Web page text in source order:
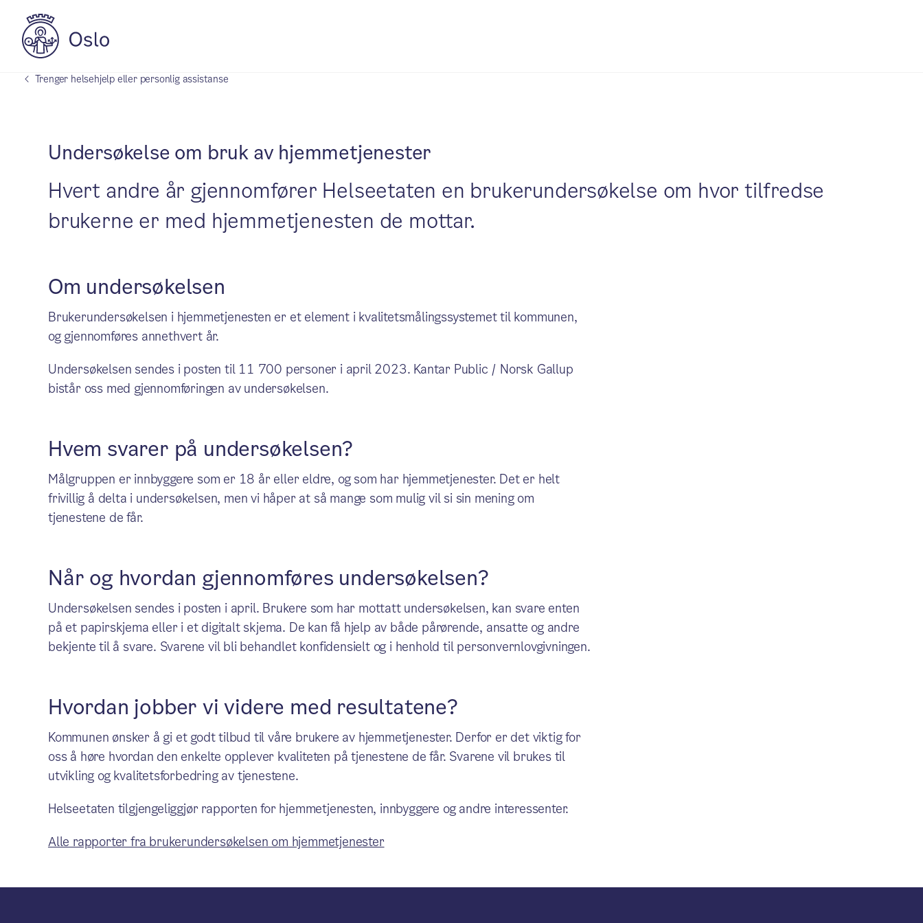
Trenger helsehjelp eller personlig assistanse
Undersøkelse om bruk av hjemmetjenester
Hvert andre år gjennomfører Helseetaten en brukerundersøkelse om hvor tilfredse
brukerne er med hjemmetjenesten de mottar.
Om undersøkelsen
Brukerundersøkelsen i hjemmetjenesten er et element i kvalitetsmålingssystemet til kommunen,
og gjennomføres annethvert år.
Undersøkelsen sendes i posten til 11 700 personer i april 2023. Kantar Public / Norsk Gallup
bistår oss med gjennomføringen av undersøkelsen.
Hvem svarer på undersøkelsen?
Målgruppen er innbyggere som er 18 år eller eldre, og som har hjemmetjenester. Det er helt
frivillig å delta i undersøkelsen, men vi håper at så mange som mulig vil si sin mening om
tjenestene de får.
Når og hvordan gjennomføres undersøkelsen?
Undersøkelsen sendes i posten i april. Brukere som har mottatt undersøkelsen, kan svare enten
på et papirskjema eller i et digitalt skjema. De kan få hjelp av både pårørende, ansatte og andre
bekjente til å svare. Svarene vil bli behandlet konfidensielt og i henhold til personvernlovgivningen.
Hvordan jobber vi videre med resultatene?
Kommunen ønsker å gi et godt tilbud til våre brukere av hjemmetjenester. Derfor er det viktig for
oss å høre hvordan den enkelte opplever kvaliteten på tjenestene de får. Svarene vil brukes til
utvikling og kvalitetsforbedring av tjenestene.
Helseetaten tilgjengeliggjør rapporten for hjemmetjenesten, innbyggere og andre interessenter.
Alle rapporter fra brukerundersøkelsen om hjemmetjenester